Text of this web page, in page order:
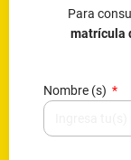
Para
matrícula
Nombre (s)